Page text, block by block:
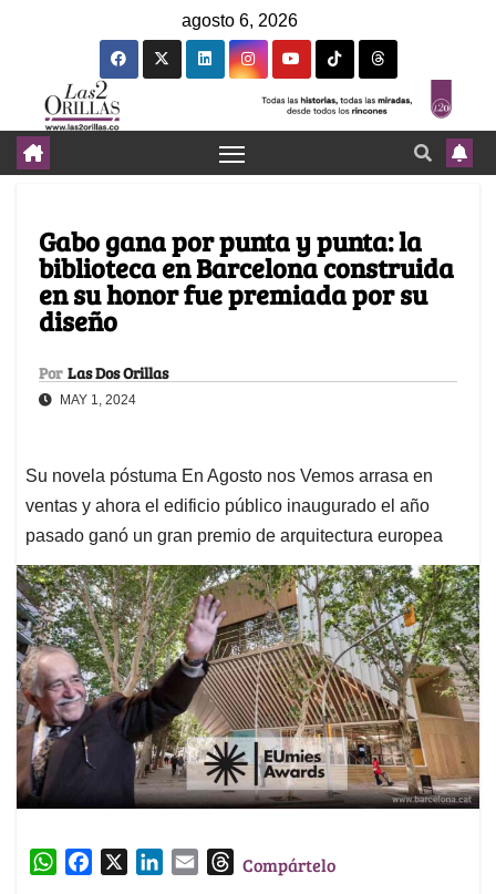
agosto 6, 2026
Gabo gana por punta y punta: la
biblioteca en Barcelona construida
en su honor fue premiada por su
diseño
Por Las Dos Orillas
MAY 1, 2024
Su novela póstuma En Agosto nos Vemos arrasa en
ventas y ahora el edificio público inaugurado el año
pasado ganó un gran premio de arquitectura europea
W
TCompártelo